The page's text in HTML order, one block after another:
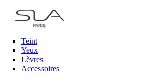
Teint
Yeux
Lèvres
Accessoires